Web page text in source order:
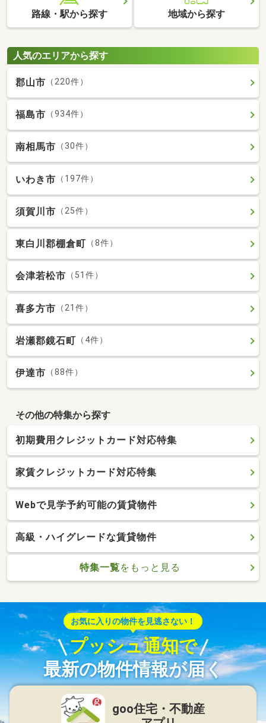
路線・駅から探す 地域から探す
人気のエリアから探す
郡山市 （220件）
福島市 （934件）
南相馬市 （30件）
いわき市 （197件）
須賀川市 （25件）
東白川郡棚倉町 （8件）
会津若松市 （51件）
喜多方市 （21件）
岩瀬郡鏡石町 （4件）
伊達市 （88件）
その他の特集から探す
初期費用クレジットカード対応特集
家賃クレジットカード対応特集
Webで見学予約可能の賃貸物件
高級・ハイグレードな賃貸物件
特集一覧をもっと見る
お気に入りの物件を見逃さない！
プッシュ通知で
最新の物件情報が届く
goo住宅・不動産